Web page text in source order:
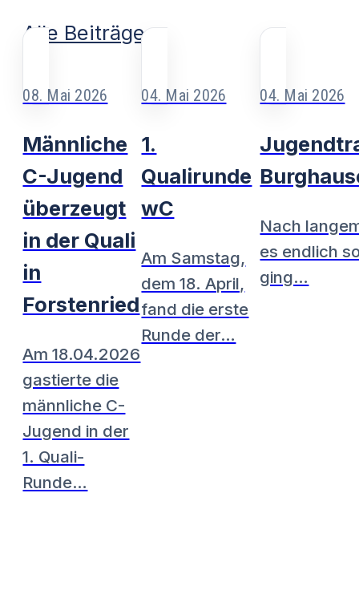
Alle Beiträge
08. Mai 2026
Männliche
C-Jugend
überzeugt
in der Quali
in
Forstenried
Am 18.04.2026
gastierte die
männliche C-
Jugend in der
1. Quali-
Runde…
04. Mai 2026
1.
Qualirunde
wC
Am Samstag,
dem 18. April,
fand die erste
Runde der…
04. Mai 2026
Nach
es endlich
ging…